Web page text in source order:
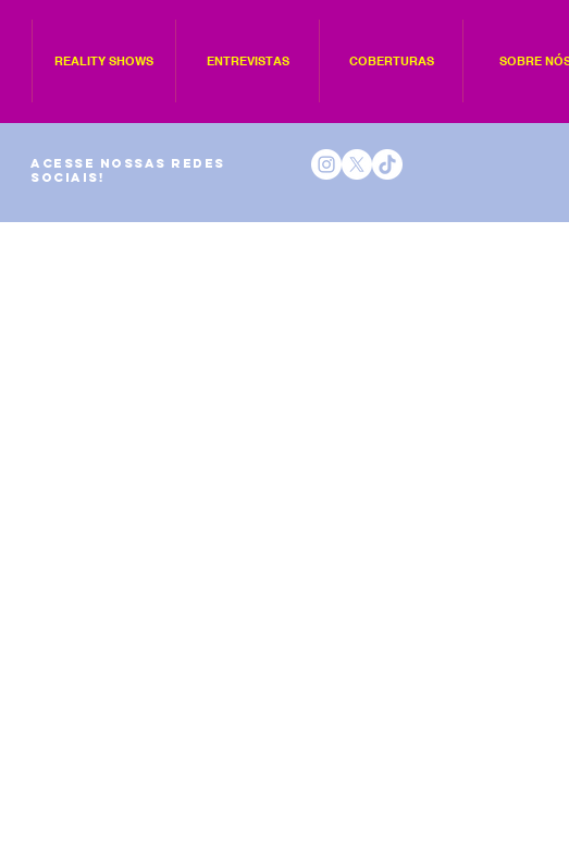
REALITY SHOWS ENTREVISTAS COBERTURAS SOBRE
Acesse nossas redes
sociais!